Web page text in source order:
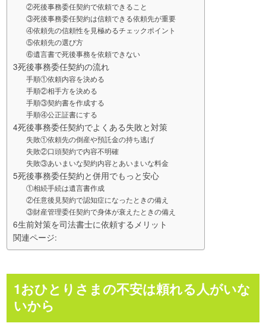
②死後事務委任契約で依頼できること
③死後事務委任契約は信頼できる依頼先が重要
④依頼先の信頼性を見極めるチェックポイント
⑤依頼先の選び方
⑥遺言書で死後事務を依頼できない
3死後事務委任契約の流れ
手順①依頼内容を決める
手順②相手方を決める
手順③契約書を作成する
手順④公正証書にする
4死後事務委任契約でよくある失敗と対策
失敗①依頼先の倒産や預託金の持ち逃げ
失敗②口頭契約で内容不明確
失敗③あいまいな契約内容とあいまいな料金
5死後事務委任契約と併用でもっと安心
①相続手続は遺言書作成
②任意後見契約で認知症になったときの備え
③財産管理委任契約で身体が衰えたときの備え
6生前対策を司法書士に依頼するメリット
関連ページ:
1おひとりさまの不安は頼れる人がいな
いから